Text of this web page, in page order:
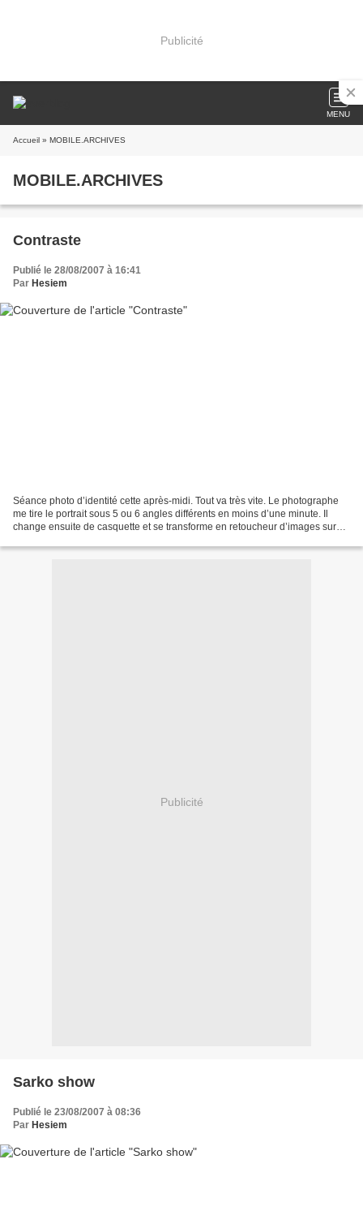
Publicité
MENU
Accueil » MOBILE.ARCHIVES
MOBILE.ARCHIVES
Contraste
Publié le 28/08/2007 à 16:41
Par Hesiem
Séance photo d’identité cette après-midi. Tout va très vite. Le photographe
me tire le portrait sous 5 ou 6 angles différents en moins d’une minute. Il
change ensuite de casquette et se transforme en retoucheur d’images sur
Publicité
Sarko show
Publié le 23/08/2007 à 08:36
Par Hesiem